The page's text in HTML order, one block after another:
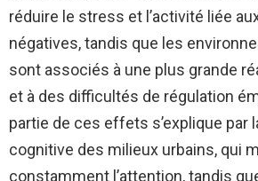
réduire le stress et l’activité liée
négatives, tandis que les
sont associés à une plus grande
et à des difficultés de régulation
partie de ces effets s’explique par
cognitive des milieux urbains, qui
constamment l’attention, tandis